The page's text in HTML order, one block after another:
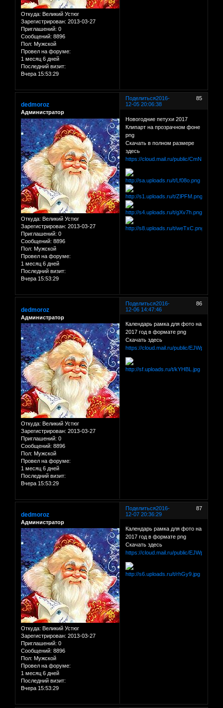
Откуда: Великий Устюг
Зарегистрирован: 2013-03-27
Приглашений: 0
Сообщений: 8896
Пол: Мужской
Провел на форуме:
1 месяц 6 дней
Последний визит:
Вчера 15:53:29
Поделиться 85
2016-
12-05 20:06:38
dedmoroz
Администратор
Откуда: Великий Устюг
Зарегистрирован: 2013-03-27
Приглашений: 0
Сообщений: 8896
Пол: Мужской
Провел на форуме:
1 месяц 6 дней
Последний визит:
Вчера 15:53:29
Новогодние петухи 2017
Клипарт на прозрачном фоне
png
Скачать в полном размере
здесь
https://cloud.mail.ru/public/CmNS/
Поделиться 86
2016-
12-06 14:47:46
dedmoroz
Администратор
Откуда: Великий Устюг
Зарегистрирован: 2013-03-27
Приглашений: 0
Сообщений: 8896
Пол: Мужской
Провел на форуме:
1 месяц 6 дней
Последний визит:
Вчера 15:53:29
Календарь рамка для фото на
2017 год в формате png
Скачать здесь
https://cloud.mail.ru/public/EJWp/
Поделиться 87
2016-
12-07 20:36:29
dedmoroz
Администратор
Откуда: Великий Устюг
Зарегистрирован: 2013-03-27
Приглашений: 0
Сообщений: 8896
Пол: Мужской
Провел на форуме:
1 месяц 6 дней
Последний визит:
Вчера 15:53:29
Календарь рамка для фото на
2017 год в формате png
Скачать здесь
https://cloud.mail.ru/public/EJWp/